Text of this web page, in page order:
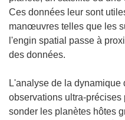
Ces données leur sont
manœuvres telles que les
l'engin spatial passe à
des données.
L'analyse de la
observations ultra-
sonder les planètes hôtes